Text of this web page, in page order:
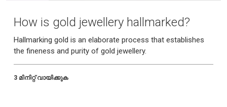
How is gold jewellery hallmarked?
Hallmarking gold is an elaborate process that establishes
the fineness and purity of gold jewellery.
3 മിനിറ്റ് വായിക്കുക